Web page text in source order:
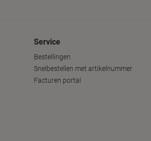
Service
Bestellingen
Snelbestellen met artikelnummer
Facturen portal